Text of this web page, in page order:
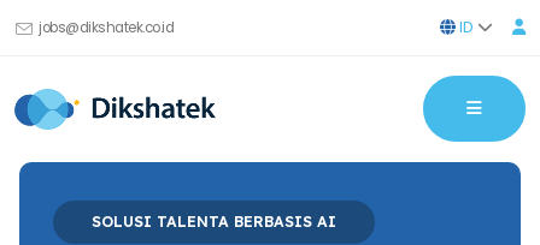
jobs@dikshatek.co.id ID
SOLUSI TALENTA BERBASIS AI